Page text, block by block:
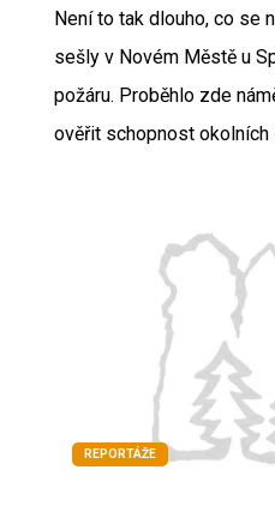
Není to tak dlouho, co se
sešly v Novém Městě u
požáru. Proběhlo zde
ověřit schopnost
REPORTÁŽE